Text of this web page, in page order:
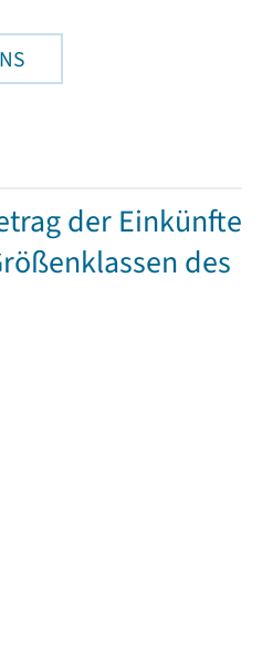
der Einkünfte
des